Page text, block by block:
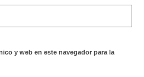
y web en este navegador para la